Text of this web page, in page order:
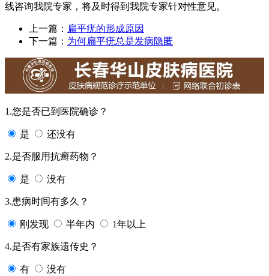
线咨询我院专家，将及时得到我院专家针对性意见。
上一篇： 扁平疣的形成原因
下一篇： 为何扁平疣总是发病隐匿
1.您是否已到医院确诊？
是 还没有
2.是否服用抗癣药物？
是 没有
3.患病时间有多久？
刚发现 半年内 1年以上
4.是否有家族遗传史？
有 没有